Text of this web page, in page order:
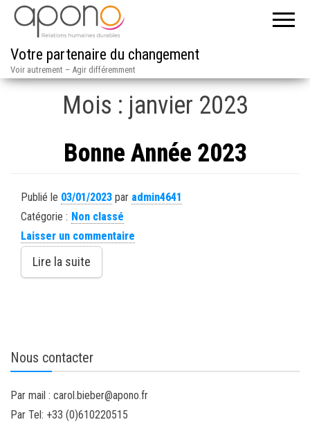
Votre partenaire du changement
Voir autrement – Agir différemment
Mois : janvier 2023
Bonne Année 2023
Publié le 03/01/2023 par admin4641
Catégorie : Non classé
Laisser un commentaire
Lire la suite
Nous contacter
Par mail : carol.bieber@apono.fr
Par Tel: +33 (0)610220515